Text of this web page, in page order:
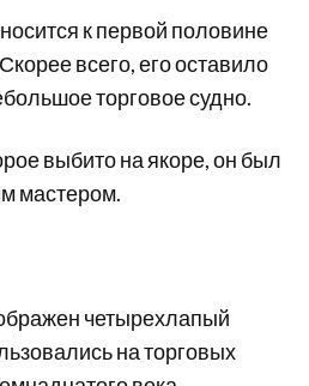
к первой половине
всего, его оставило
торговое судно.
выбито на якоре, он был
мастером.
четырехлапый
на торговых